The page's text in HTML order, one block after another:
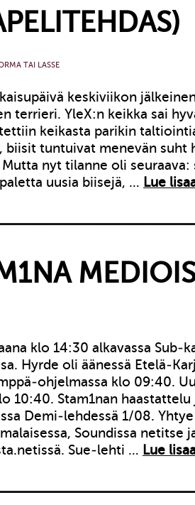
TAI LASSE
keskiviikon
terrieri. YleX:n keikka sai
keikasta parikin
biisit tuntuivat menevän suht
nyt tilanne oli
uusia biisejä, … Lue
klo 14:30 alkavassa Sub-
Hyrde oli äänessä Etelä-
ohjelmassa klo 09:40.
10:40. Stam1nan
Demi-lehdessä 1/08.
Soundissa netitse
Sue-lehti … Lue